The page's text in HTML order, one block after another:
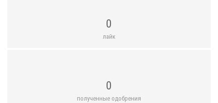
0
лайк
0
полученные одобрения